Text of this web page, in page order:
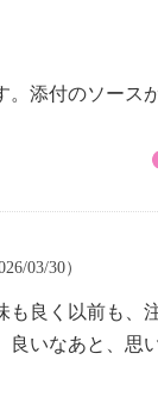
添付のソース
03/30）
良く以前も、
いなあと、思